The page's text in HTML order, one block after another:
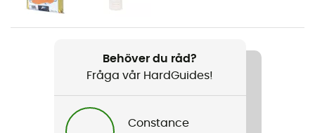
Språk
Behöver du råd?
Fråga vår HardGuides!
Constance